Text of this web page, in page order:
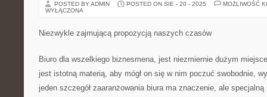
POSTED BY ADMIN POSTED ON SIE - 20 - 2025
MOŻLIWOŚĆ
WYŁĄCZONA
Niezwykle zajmującą propozycją naszych czasów
Biuro dla wszelkiego biznesmena, jest niezmiernie dużym
jest istotną materią, aby mógł on się w nim poczuć swobodnie,
jeden szczegół zaaranżowania biura ma znaczenie, ale